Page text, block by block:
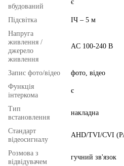
вбудований
є
Підсвітка
ІЧ – 5 м
Напруга
живлення /
джерело
живлення
AC 100-240 В
Запис фото/відео
фото, відео
Функція
інтеркома
є
Тип
встановлення
накладна
Стандарт
відеосигналу
AHD/TVI/CVI
Розмова з
відвідувачем
гучний зв'язок